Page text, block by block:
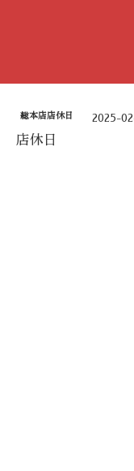
総本店店休日 2025-
店休日